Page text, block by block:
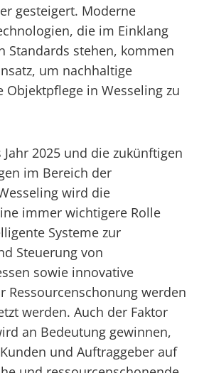
gesteigert. Moderne
die im Einklang
Standards stehen, kommen
um nachhaltige
Objektpflege in Wesseling zu
2025 und die zukünftigen
im Bereich der
wird die
immer wichtigere Rolle
Systeme zur
Steuerung von
sowie innovative
Ressourcenschonung werden
werden. Auch der Faktor
an Bedeutung gewinnen,
und Auftraggeber auf